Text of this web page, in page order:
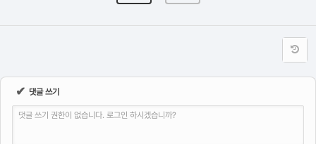
✔ 댓글 쓰기
댓글 쓰기 권한이 없습니다. 로그인 하시겠습니까?